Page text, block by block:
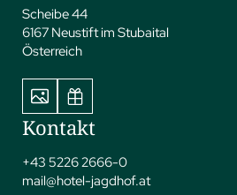
Scheibe 44
6167 Neustift im Stubaital
Österreich
Kontakt
+43 5226 2666-0
mail@hotel-jagdhof.at